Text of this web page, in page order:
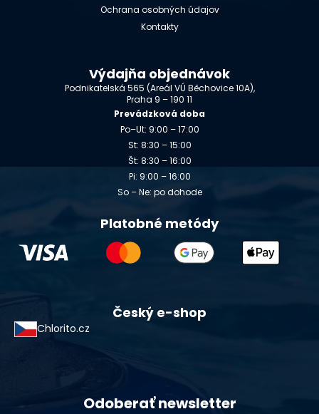
Ochrana osobných údajov
Kontakty
Výdajňa objednávok
Podnikatelská 565 (Areál VÚ Běchovice 10A),
Praha 9 – 190 11
Prevádzková doba
Po–Ut: 9:00 – 17:00
St: 8:30 – 15:00
Št: 8:30 – 16:00
Pi: 9:00 – 16:00
So – Ne: po dohode
Platobné metódy
Český e-shop
Chlorito.cz
Odoberať newsletter